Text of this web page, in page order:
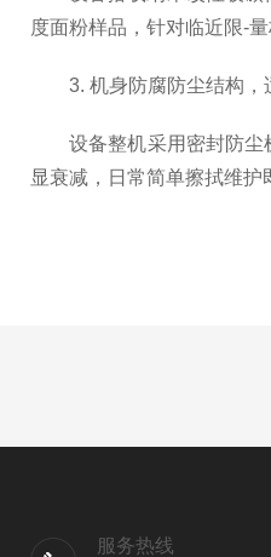
度面粉样品，针对临近限-
3. 机身防腐防尘结构，
设备整机采用密封防尘机
显衰减，日常简单擦拭维
服务热线